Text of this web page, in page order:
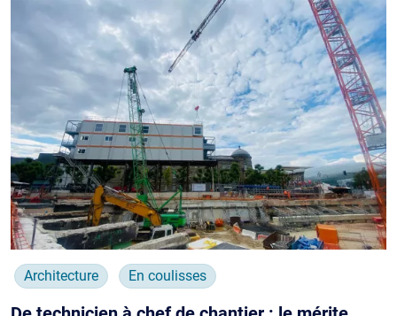
Architecture En coulisses